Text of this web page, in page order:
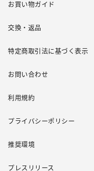
お買い物ガイド
交換・返品
特定商取引法に基づく表示
お問い合わせ
利用規約
プライバシーポリシー
推奨環境
プレスリリース